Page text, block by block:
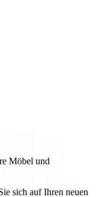
Möbel und
sich auf Ihren neuen